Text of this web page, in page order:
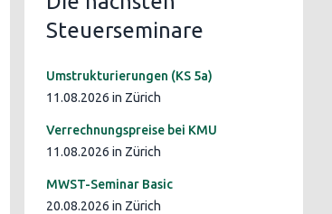
Steuerseminare
Umstrukturierungen (KS 5a)
11.08.2026 in Zürich
Verrechnungspreise bei KMU
11.08.2026 in Zürich
MWST-Seminar Basic
20.08.2026 in Zürich